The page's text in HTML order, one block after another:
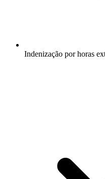
Indenização por horas